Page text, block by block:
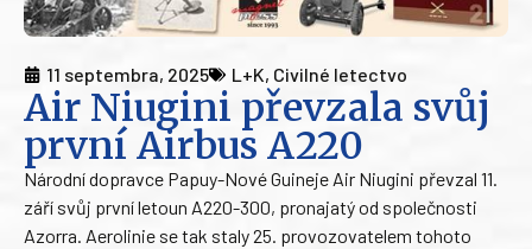
11 septembra, 2025 L+K, Civilné letectvo
Air Niugini převzala svůj
první Airbus A220
Národní dopravce Papuy-Nové Guineje Air Niugini převzal 11.
září svůj první letoun A220-300, pronajatý od společnosti
Azorra. Aerolinie se tak staly 25. provozovatelem tohoto